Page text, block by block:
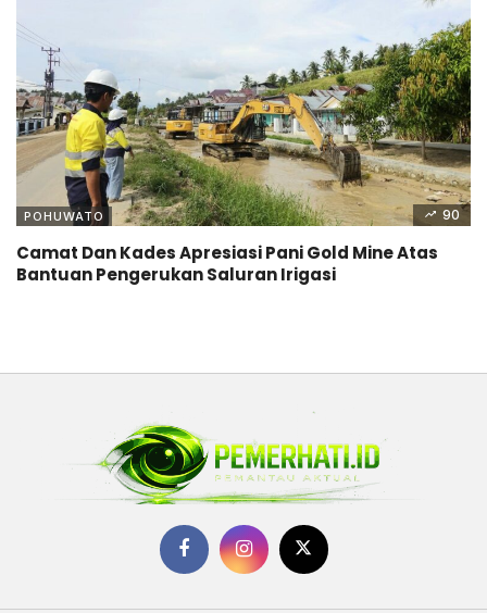
POHUWATO 90
Camat Dan Kades Apresiasi Pani Gold Mine Atas
Bantuan Pengerukan Saluran Irigasi